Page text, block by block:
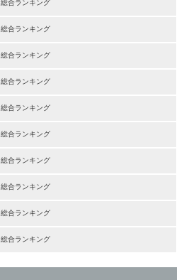
総合ランキング
総合ランキング
総合ランキング
総合ランキング
総合ランキング
総合ランキング
総合ランキング
総合ランキング
総合ランキング
総合ランキング